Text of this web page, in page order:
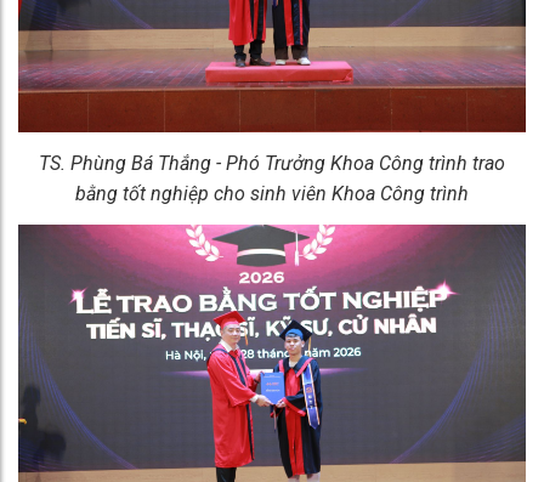
TS. Phùng Bá Thắng - Phó Trưởng Khoa Công trình trao
bằng tốt nghiệp cho sinh viên Khoa Công trình